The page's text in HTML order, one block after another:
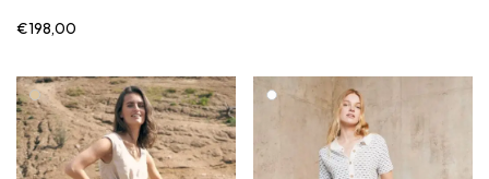
€198,00